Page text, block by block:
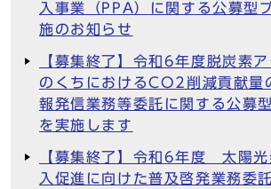
入事業（PPA）に関する公募型
施のお知らせ
【募集終了】令和6年度脱炭素
のくちにおけるCO2削減貢献量
報発信業務等委託に関する公募
を実施します
【募集終了】令和6年度 太陽光
入促進に向けた普及啓発業務委